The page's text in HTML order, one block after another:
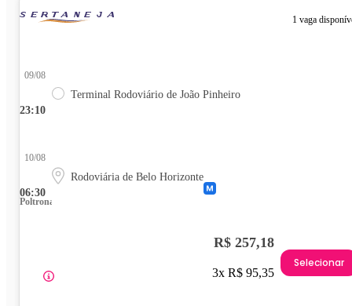
1 vaga
23:10
09/08
Terminal Rodoviário de João Pinheiro
06:30
10/08
Rodoviária de Belo Horizonte
Poltrona
R$ 257,18
3x R$ 95,35
Selecionar